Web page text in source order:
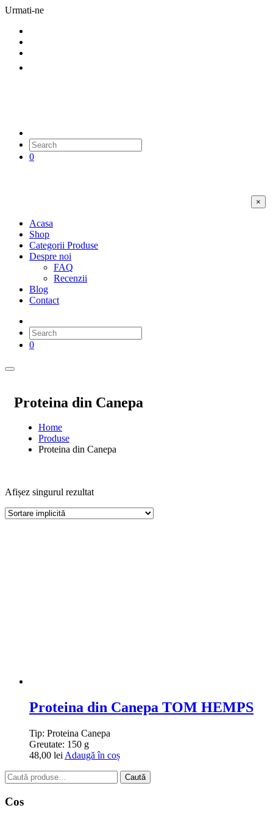
Urmati-ne
0
×
Acasa
Shop
Categorii Produse
Despre noi
FAQ
Recenzii
Blog
Contact
0
Proteina din Canepa
Home
Produse
Proteina din Canepa
Afișez singurul rezultat
Proteina din Canepa TOM HEMPS
Tip: Proteina Canepa
Greutate: 150 g
48,00 lei Adaugă în coș
Caută
după:
Caută
Cos